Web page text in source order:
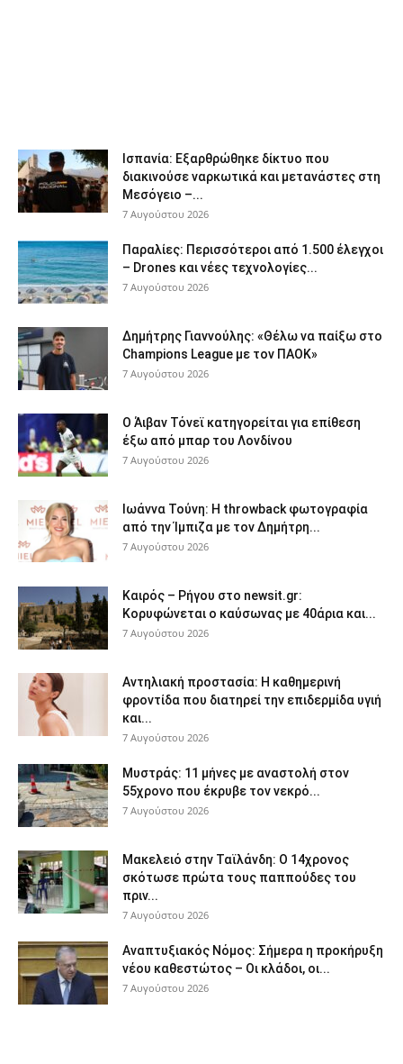
Ισπανία: Εξαρθρώθηκε δίκτυο που
διακινούσε ναρκωτικά και μετανάστες στη
Μεσόγειο –...
7 Αυγούστου 2026
Παραλίες: Περισσότεροι από 1.500 έλεγχοι
– Drones και νέες τεχνολογίες...
7 Αυγούστου 2026
Δημήτρης Γιαννούλης: «Θέλω να παίξω στο
Champions League με τον ΠΑΟΚ»
7 Αυγούστου 2026
Ο Άιβαν Τόνεϊ κατηγορείται για επίθεση
έξω από μπαρ του Λονδίνου
7 Αυγούστου 2026
Ιωάννα Τούνη: Η throwback φωτογραφία
από την Ίμπιζα με τον Δημήτρη...
7 Αυγούστου 2026
Καιρός – Ρήγου στο newsit.gr:
Κορυφώνεται ο καύσωνας με 40άρια και...
7 Αυγούστου 2026
Αντηλιακή προστασία: Η καθημερινή
φροντίδα που διατηρεί την επιδερμίδα υγιή
και...
7 Αυγούστου 2026
Μυστράς: 11 μήνες με αναστολή στον
55χρονο που έκρυβε τον νεκρό...
7 Αυγούστου 2026
Μακελειό στην Ταϊλάνδη: Ο 14χρονος
σκότωσε πρώτα τους παππούδες του
πριν...
7 Αυγούστου 2026
Αναπτυξιακός Νόμος: Σήμερα η προκήρυξη
νέου καθεστώτος – Οι κλάδοι, οι...
7 Αυγούστου 2026